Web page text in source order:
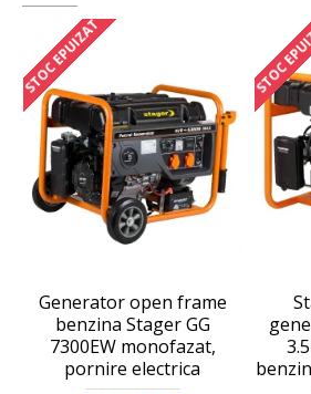
STOC EPUIZAT
Generator open frame
benzina Stager GG
7300EW monofazat,
pornire electrica
STOC